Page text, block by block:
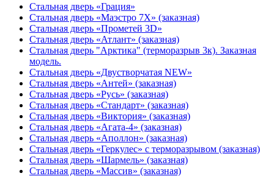
Стальная дверь «Грация»
Стальная дверь «Маэстро 7Х» (заказная)
Стальная дверь «Прометей 3D»
Стальная дверь «Атлант» (заказная)
Стальная дверь "Арктика" (терморазрыв 3к). Заказная
модель.
Стальная дверь «Двустворчатая NEW»
Стальная дверь «Антей» (заказная)
Стальная дверь «Русь» (заказная)
Стальная дверь «Стандарт» (заказная)
Стальная дверь «Виктория» (заказная)
Стальная дверь «Агата-4» (заказная)
Стальная дверь «Аполлон» (заказная)
Стальная дверь «Геркулес» с терморазрывом (заказная)
Стальная дверь «Шармель» (заказная)
Стальная дверь «Массив» (заказная)